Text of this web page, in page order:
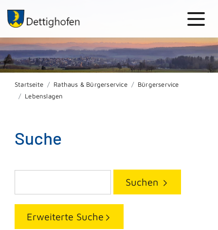
Startseite Rathaus & Bürgerservice
Bürgerservice
Lebenslagen
Suche
Suchen
Erweiterte Suche